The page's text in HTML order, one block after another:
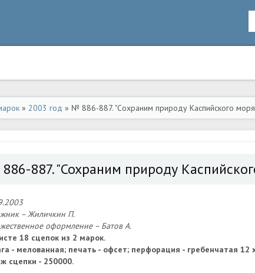
» 2003 год » № 886-887. "Сохраним природу Каспийского
887. "Сохраним природу
– Жиличкин П.
оформление – Батов А.
18 сцепок из 2 марок.
- мелованная; печать - офсет; перфорация - гребенчатая 12
сцепки - 250000.